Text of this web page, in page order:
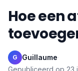
Hoe een
G Guillaume·
Gepubliceerd op 23